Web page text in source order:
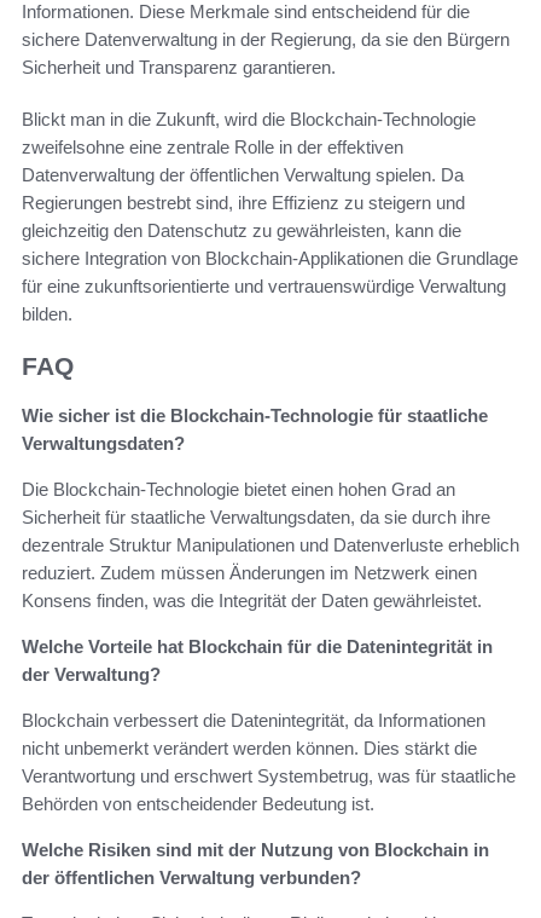
Informationen. Diese Merkmale sind entscheidend für die
sichere Datenverwaltung in der Regierung, da sie den Bürgern
Sicherheit und Transparenz garantieren.
Blickt man in die Zukunft, wird die Blockchain-Technologie
zweifelsohne eine zentrale Rolle in der effektiven
Datenverwaltung der öffentlichen Verwaltung spielen. Da
Regierungen bestrebt sind, ihre Effizienz zu steigern und
gleichzeitig den Datenschutz zu gewährleisten, kann die
sichere Integration von Blockchain-Applikationen die Grundlage
für eine zukunftsorientierte und vertrauenswürdige Verwaltung
bilden.
FAQ
Wie sicher ist die Blockchain-Technologie für staatliche
Verwaltungsdaten?
Die Blockchain-Technologie bietet einen hohen Grad an
Sicherheit für staatliche Verwaltungsdaten, da sie durch ihre
dezentrale Struktur Manipulationen und Datenverluste erheblich
reduziert. Zudem müssen Änderungen im Netzwerk einen
Konsens finden, was die Integrität der Daten gewährleistet.
Welche Vorteile hat Blockchain für die Datenintegrität in
der Verwaltung?
Blockchain verbessert die Datenintegrität, da Informationen
nicht unbemerkt verändert werden können. Dies stärkt die
Verantwortung und erschwert Systembetrug, was für staatliche
Behörden von entscheidender Bedeutung ist.
Welche Risiken sind mit der Nutzung von Blockchain in
der öffentlichen Verwaltung verbunden?